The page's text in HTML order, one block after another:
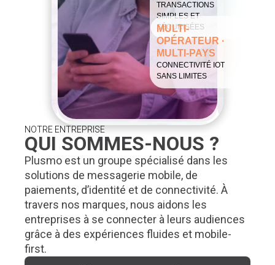
TRANSACTIONS
SIMPLES ET
SÉCURISÉES
MULTI-
OPÉRATEUR ·
MULTI-PAYS
CONNECTIVITÉ IOT
SANS LIMITES
NOTRE ENTREPRISE
QUI SOMMES-NOUS ?
Plusmo est un groupe spécialisé dans les
solutions de messagerie mobile, de
paiements, d’identité et de connectivité. À
travers nos marques, nous aidons les
entreprises à se connecter à leurs audiences
grâce à des expériences fluides et mobile-
first.